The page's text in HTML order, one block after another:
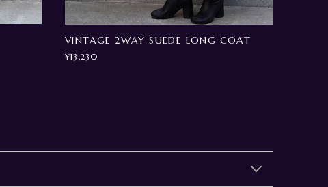
VINTAGE 2WAY SUEDE LONG COAT
¥13,230